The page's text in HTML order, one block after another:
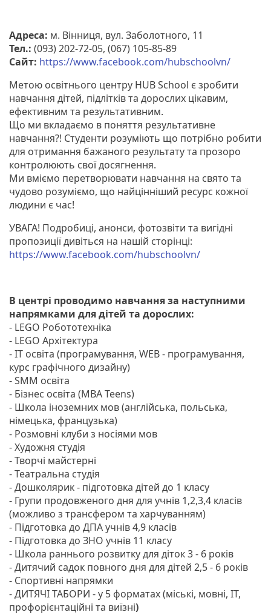
Адреса: м. Вінниця, вул. Заболотного, 11
Тел.: (093) 202-72-05, (067) 105-85-89
Сайт: https://www.facebook.com/hubschoolvn/
Метою освітнього центру HUB School є зробити
навчання дітей, підлітків та дорослих цікавим,
ефективним та результативним.
Що ми вкладаємо в поняття результативне
навчання?! Студенти розуміють що потрібно робити
для отримання бажаного результату та прозоро
контролюють свої досягнення.
Ми вміємо перетворювати навчання на свято та
чудово розуміємо, що найцінніший ресурс кожної
людини є час!
УВАГА! Подробиці, анонси, фотозвіти та вигідні
пропозиції дивіться на нашій сторінці:
https://www.facebook.com/hubschoolvn/
В центрі проводимо навчання за наступними
напрямками для дітей та дорослих:
- LEGO Робототехніка
- LEGO Архітектура
- ІТ освіта (програмування, WEB - програмування,
курс графічного дизайну)
- SMM освіта
- Бізнес освіта (MBA Teens)
- Школа іноземних мов (англійська, польська,
німецька, французька)
- Розмовні клуби з носіями мов
- Художня студія
- Творчі майстерні
- Театральна студія
- Дошколярик - підготовка дітей до 1 класу
- Групи продовженого дня для учнів 1,2,3,4 класів
(можливо з трансфером та харчуванням)
- Підготовка до ДПА учнів 4,9 класів
- Підготовка до ЗНО учнів 11 класу
- Школа раннього розвитку для діток 3 - 6 років
- Дитячий садок повного дня для дітей 2,5 - 6 років
- Спортивні напрямки
- ДИТЯЧІ ТАБОРИ - у 5 форматах (міські, мовні, ІТ,
профорієнтаційні та виїзні)